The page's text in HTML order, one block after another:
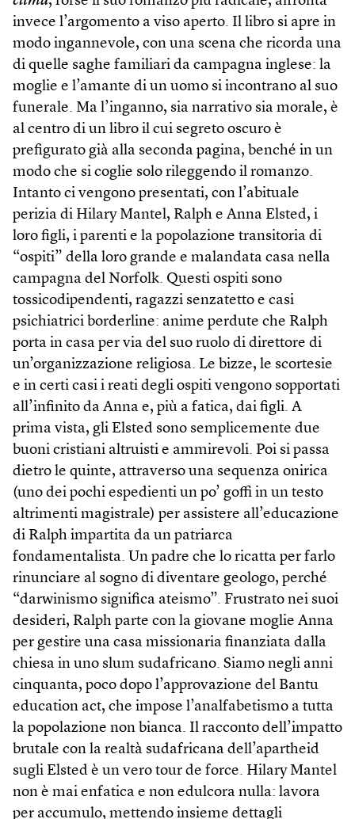
invece l’argomento a viso aperto. Il libro si apre in
modo ingannevole, con una scena che ricorda una
di quelle saghe familiari da campagna inglese: la
moglie e l’amante di un uomo si incontrano al suo
funerale. Ma l’inganno, sia narrativo sia morale, è
al centro di un libro il cui segreto oscuro è
prefigurato già alla seconda pagina, benché in un
modo che si coglie solo rileggendo il romanzo.
Intanto ci vengono presentati, con l’abituale
perizia di Hilary Mantel, Ralph e Anna Elsted, i
loro figli, i parenti e la popolazione transitoria di
“ospiti” della loro grande e malandata casa nella
campagna del Norfolk. Questi ospiti sono
tossicodipendenti, ragazzi senzatetto e casi
psichiatrici borderline: anime perdute che Ralph
porta in casa per via del suo ruolo di direttore di
un’organizzazione religiosa. Le bizze, le scortesie
e in certi casi i reati degli ospiti vengono sopportati
all’infinito da Anna e, più a fatica, dai figli. A
prima vista, gli Elsted sono semplicemente due
buoni cristiani altruisti e ammirevoli. Poi si passa
dietro le quinte, attraverso una sequenza onirica
(uno dei pochi espedienti un po’ goffi in un testo
altrimenti magistrale) per assistere all’educazione
di Ralph impartita da un patriarca
fondamentalista. Un padre che lo ricatta per farlo
rinunciare al sogno di diventare geologo, perché
“darwinismo significa ateismo”. Frustrato nei suoi
desideri, Ralph parte con la giovane moglie Anna
per gestire una casa missionaria finanziata dalla
chiesa in uno slum sudafricano. Siamo negli anni
cinquanta, poco dopo l’approvazione del Bantu
education act, che impose l’analfabetismo a tutta
la popolazione non bianca. Il racconto dell’impatto
brutale con la realtà sudafricana dell’apartheid
sugli Elsted è un vero tour de force. Hilary Mantel
non è mai enfatica e non edulcora nulla: lavora
per accumulo, mettendo insieme dettagli